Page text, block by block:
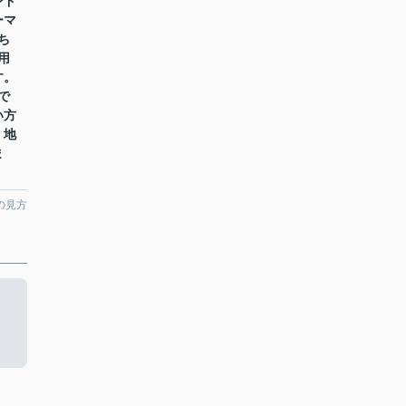
マ
方
地
見方